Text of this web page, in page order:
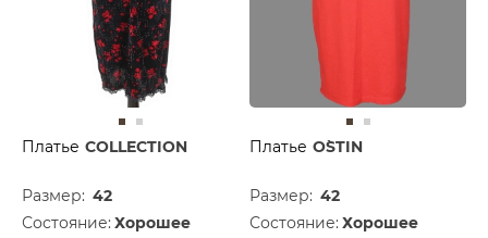
Платье COLLECTION
Размер: 42
Состояние: Хорошее
Платье O`STIN
Размер: 42
Состояние: Хорошее